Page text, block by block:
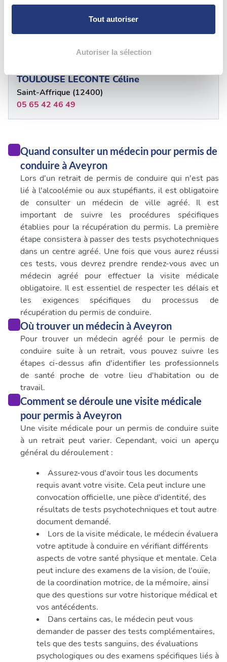
Pour en savoir plus sur le traitement de vos données
personnelles et définir vos préférences, reportez-vous à
déclaration sur les cookies.
Les cookies nous permettent de personnaliser le contenu
et les annonces, d'offrir des fonctionnalités relatives aux
médias sociaux et d'analyser notre trafic. Nous
avec d'autres informations que vous leur avez fournies
ou qu'ils ont collectées lors de votre utilisation de leurs
services.
Tout autoriser
Autoriser la sélection
Saint Geniez D'Olt Et D'Aubrac (12130)
TOULOUSE LECONTE Céline
Saint-Affrique (12400)
05 65 42 46 49
Quand consulter un médecin pour permis de
conduire à Aveyron
Lors d'un retrait de permis de conduire qui n'est pas
lié à l'alcoolémie ou aux stupéfiants, il est obligatoire
de consulter un médecin de ville agréé. Il est
important de suivre les procédures spécifiques
établies pour la récupération du permis. La première
étape consistera à passer des tests psychotechniques
dans un centre agréé. Une fois que vous aurez réussi
ces tests, vous devrez prendre rendez-vous avec un
médecin agréé pour effectuer la visite médicale
obligatoire. Il est essentiel de respecter les délais et
les exigences spécifiques du processus de
récupération du permis de conduire.
Où trouver un médecin à Aveyron
Pour trouver un médecin agréé pour le permis de
conduire suite à un retrait, vous pouvez suivre les
étapes ci-dessus afin d'identifier les professionnels
de santé proche de votre lieu d'habitation ou de
travail.
Comment se déroule une visite médicale
pour permis à Aveyron
Une visite médicale pour un permis de conduire suite
à un retrait peut varier. Cependant, voici un aperçu
général du déroulement :
Assurez-vous d'avoir tous les documents
requis avant votre visite. Cela peut inclure une
convocation officielle, une pièce d'identité, des
résultats de tests psychotechniques et tout autre
document demandé.
Lors de la visite médicale, le médecin évaluera
votre aptitude à conduire en vérifiant différents
aspects de votre santé physique et mentale. Cela
peut inclure des examens de la vision, de l'ouïe,
de la coordination motrice, de la mémoire, ainsi
que des questions sur votre historique médical et
vos antécédents.
Dans certains cas, le médecin peut vous
demander de passer des tests complémentaires,
tels que des tests sanguins, des évaluations
psychologiques ou des examens spécifiques liés à